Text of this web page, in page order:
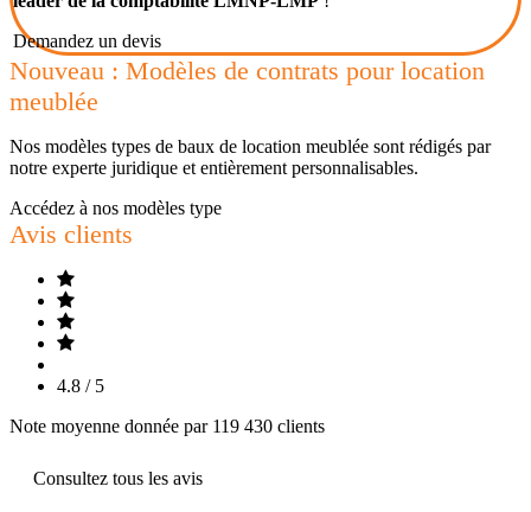
Demandez un devis
Nouveau : Modèles de contrats pour location
meublée
Nos modèles types de baux de location meublée sont rédigés par
notre experte juridique et entièrement personnalisables.
Accédez à nos modèles type
Avis clients
4.8 / 5
Note moyenne donnée par 119 430 clients
Consultez tous les avis